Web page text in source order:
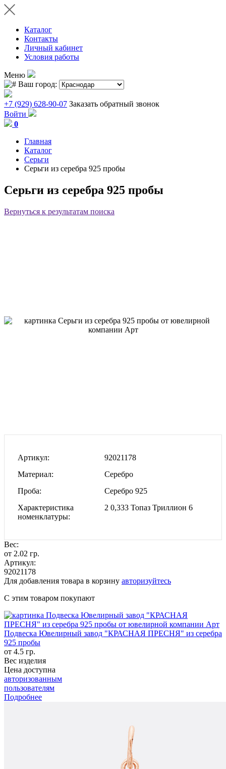
Каталог
Контакты
Личный кабинет
Условия работы
Меню
Ваш город:
+7 (929) 628-90-07 Заказать обратный звонок
Войти
0
Главная
Каталог
Серьги
Серьги из серебра 925 пробы
Серьги из серебра 925 пробы
Вернуться к результатам поиска
Артикул
92021178
Материал
Серебро
Проба
Серебро 925
Характеристика
номенклатуры
2 0,333 Топаз Триллион 6
Вес:
от 2.02 гр.
Артикул:
92021178
Для добавления товара в корзину авторизуйтесь
С этим товаром покупают
Подвеска Ювелирный завод "КРАСНАЯ ПРЕСНЯ" из серебра
925 пробы
от 4.5 гр.
Вес изделия
Цена доступна
авторизованным
пользователям
Подробнее